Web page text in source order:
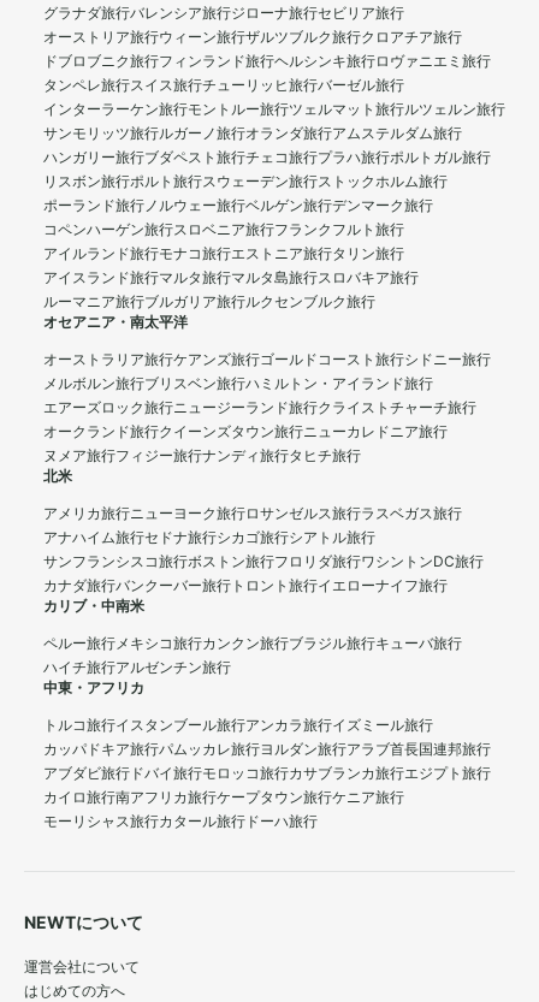
グラナダ旅行バレンシア旅行ジローナ旅行セビリア旅行
オーストリア旅行ウィーン旅行ザルツブルク旅行クロアチア旅行
ドブロブニク旅行フィンランド旅行ヘルシンキ旅行ロヴァニエミ旅行
タンペレ旅行スイス旅行チューリッヒ旅行バーゼル旅行
インターラーケン旅行モントルー旅行ツェルマット旅行ルツェルン旅行
サンモリッツ旅行ルガーノ旅行オランダ旅行アムステルダム旅行
ハンガリー旅行ブダペスト旅行チェコ旅行プラハ旅行ポルトガル旅行
リスボン旅行ポルト旅行スウェーデン旅行ストックホルム旅行
ポーランド旅行ノルウェー旅行ベルゲン旅行デンマーク旅行
コペンハーゲン旅行スロベニア旅行フランクフルト旅行
アイルランド旅行モナコ旅行エストニア旅行タリン旅行
アイスランド旅行マルタ旅行マルタ島旅行スロバキア旅行
ルーマニア旅行ブルガリア旅行ルクセンブルク旅行
オセアニア・南太平洋
オーストラリア旅行ケアンズ旅行ゴールドコースト旅行シドニー旅行
メルボルン旅行ブリスベン旅行ハミルトン・アイランド旅行
エアーズロック旅行ニュージーランド旅行クライストチャーチ旅行
オークランド旅行クイーンズタウン旅行ニューカレドニア旅行
ヌメア旅行フィジー旅行ナンディ旅行タヒチ旅行
北米
アメリカ旅行ニューヨーク旅行ロサンゼルス旅行ラスベガス旅行
アナハイム旅行セドナ旅行シカゴ旅行シアトル旅行
サンフランシスコ旅行ボストン旅行フロリダ旅行ワシントンDC旅行
カナダ旅行バンクーバー旅行 トロント旅行イエローナイフ旅行
カリブ・中南米
ペルー旅行メキシコ旅行カンクン旅行ブラジル旅行キューバ旅行
ハイチ旅行アルゼンチン旅行
中東・アフリカ
トルコ旅行イスタンブール旅行アンカラ旅行イズミール旅行
カッパドキア旅行パムッカレ旅行ヨルダン旅行アラブ首長国連邦旅行
アブダビ旅行 ドバイ旅行モロッコ旅行カサブランカ旅行エジプト旅行
カイロ旅行南アフリカ旅行ケープタウン旅行ケニア旅行
モーリシャス旅行カタール旅行 ドーハ旅行
NEWTについて
運営会社について
はじめての方へ